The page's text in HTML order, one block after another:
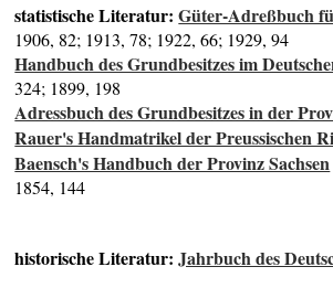
statistische Literatur:Güter-Adreßbuch
1906, 82; 1913, 78; 1922, 66; 1929, 94
Handbuch des Grundbesitzes im
324; 1899, 198
Adressbuch des Grundbesitzes in der
Rauer's Handmatrikel der Preussischen
Baensch's Handbuch der Provinz Sachsen
1854, 144
historische Literatur:Jahrbuch des